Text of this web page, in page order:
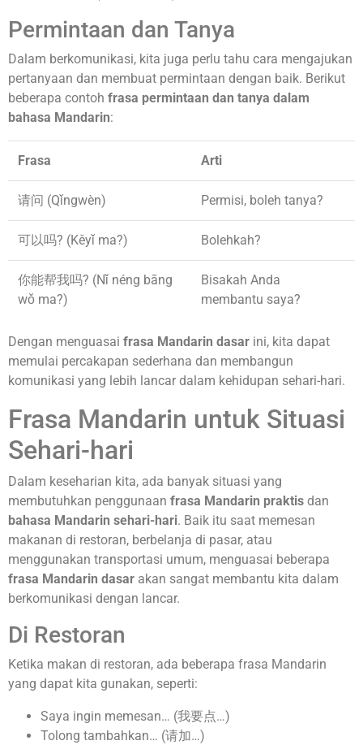
Permintaan dan Tanya
Dalam berkomunikasi, kita juga perlu tahu cara mengajukan
pertanyaan dan membuat permintaan dengan baik. Berikut
beberapa contoh frasa permintaan dan tanya dalam
bahasa Mandarin:
Frasa Arti
请问 (Qǐngwèn) Permisi, boleh tanya?
可以吗? (Kěyǐ ma?) Bolehkah?
你能帮我吗? (Nǐ néng bāng
wǒ ma?)
Bisakah Anda
membantu saya?
Dengan menguasai frasa Mandarin dasar ini, kita dapat
memulai percakapan sederhana dan membangun
komunikasi yang lebih lancar dalam kehidupan sehari-hari.
Frasa Mandarin untuk Situasi
Sehari-hari
Dalam keseharian kita, ada banyak situasi yang
membutuhkan penggunaan frasa Mandarin praktis dan
bahasa Mandarin sehari-hari. Baik itu saat memesan
makanan di restoran, berbelanja di pasar, atau
menggunakan transportasi umum, menguasai beberapa
frasa Mandarin dasar akan sangat membantu kita dalam
berkomunikasi dengan lancar.
Di Restoran
Ketika makan di restoran, ada beberapa frasa Mandarin
yang dapat kita gunakan, seperti:
Saya ingin memesan… (我要点…)
Tolong tambahkan… (请加…)